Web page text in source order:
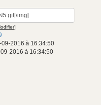
09-2016 à 16:34:50
09-2016 à 16:34:50